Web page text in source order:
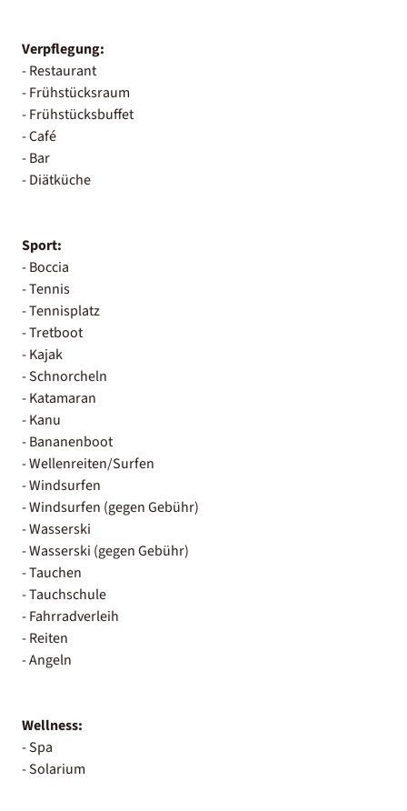
Verpflegung:
- Restaurant
- Frühstücksraum
- Frühstücksbuffet
- Café
- Bar
- Diätküche
Sport:
- Boccia
- Tennis
- Tennisplatz
- Tretboot
- Kajak
- Schnorcheln
- Katamaran
- Kanu
- Bananenboot
- Wellenreiten/Surfen
- Windsurfen
- Windsurfen (gegen Gebühr)
- Wasserski
- Wasserski (gegen Gebühr)
- Tauchen
- Tauchschule
- Fahrradverleih
- Reiten
- Angeln
Wellness:
- Spa
- Solarium